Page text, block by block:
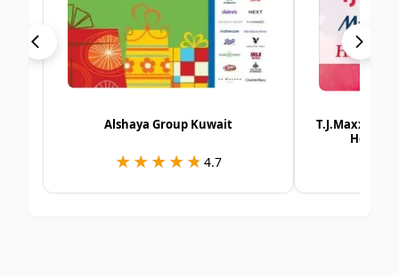
Alshaya Group Kuwait
★★★★★
★★★★★ 4.7
T.J.Maxx |